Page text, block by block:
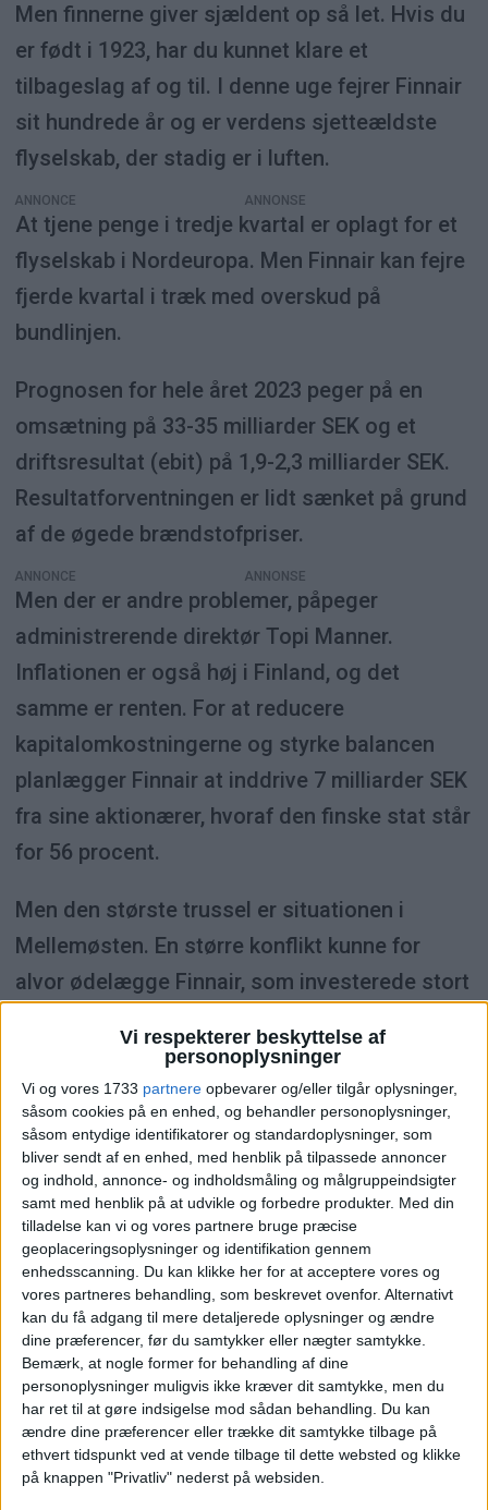
Vi respekterer beskyttelse af
personoplysninger
Vi og vores 1733 partnere opbevarer og/eller tilgår oplysninger,
såsom cookies på en enhed, og behandler personoplysninger,
såsom entydige identifikatorer og standardoplysninger, som
bliver sendt af en enhed, med henblik på tilpassede annoncer
og indhold, annonce- og indholdsmåling og målgruppeindsigter
samt med henblik på at udvikle og forbedre produkter. Med din
tilladelse kan vi og vores partnere bruge præcise
geoplaceringsoplysninger og identifikation gennem
enhedsscanning. Du kan klikke her for at acceptere vores og
vores partneres behandling, som beskrevet ovenfor. Alternativt
kan du få adgang til mere detaljerede oplysninger og ændre
dine præferencer, før du samtykker eller nægter samtykke.
Bemærk, at nogle former for behandling af dine
personoplysninger muligvis ikke kræver dit samtykke, men du
har ret til at gøre indsigelse mod sådan behandling.
Du kan
ændre dine præferencer eller trække dit samtykke tilbage på
ethvert tidspunkt ved at vende tilbage til dette websted og klikke
på knappen "Privatliv" nederst på websiden.
Men finnerne giver sjældent op så let. Hvis du
er født i 1923, har du kunnet klare et
tilbageslag af og til. I denne uge fejrer Finnair
sit hundrede år og er verdens sjetteældste
flyselskab, der stadig er i luften.
ANNONCE
At tjene penge i tredje kvartal er oplagt for et
flyselskab i Nordeuropa. Men Finnair kan fejre
fjerde kvartal i træk med overskud på
bundlinjen.
Prognosen for hele året 2023 peger på en
omsætning på 33-35 milliarder SEK og et
driftsresultat (ebit) på 1,9-2,3 milliarder SEK.
Resultatforventningen er lidt sænket på grund
af de øgede brændstofpriser.
ANNONCE
Men der er andre problemer, påpeger
administrerende direktør Topi Manner.
Inflationen er også høj i Finland, og det
samme er renten. For at reducere
kapitalomkostningerne og styrke balancen
planlægger Finnair at inddrive 7 milliarder SEK
fra sine aktionærer, hvoraf den finske stat står
for 56 procent.
Men den største trussel er situationen i
Mellemøsten. En større konflikt kunne for
alvor ødelægge Finnair, som investerede stort
profitable asiatiske rute over Rusland blev
lukket.
ANNONCE
Men Finnair har overlevet en del elendighed,
siden selskabet blev startet med
postflyvninger til Tallinn for hundrede år
siden. Nu fejrer de det ved at kropsmale to af
deres Airbus 350’ere med Mumitrolde, der
krammer den snorkende dame.
NYHEDER FLY